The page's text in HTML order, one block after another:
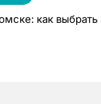
как выбрать